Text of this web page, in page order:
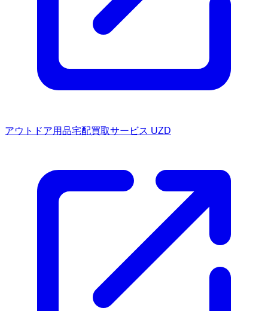
アウトドア用品宅配買取サービス UZD